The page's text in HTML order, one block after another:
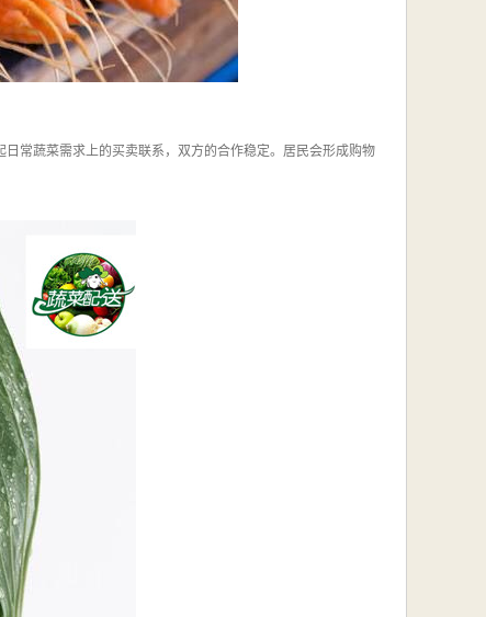
常蔬菜需求上的买卖联系，双方的合作稳定。居民会形成购物